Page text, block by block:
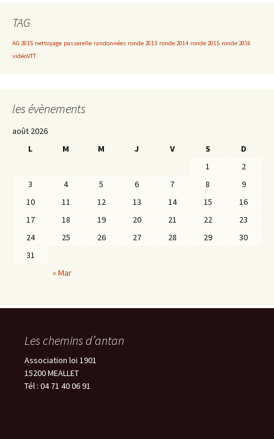
TAG
AG 2015 nettoyage passerelle randonnées ronde 2013 ronde 2014 ronde 2015 ronde 2016
vidéoVTT
les évènements
août 2026
L
M M J V S
D
1
2
3
4 5 6 7 8
9
10
11 12 13 14 15
16
17
18 19 20 21 22
23
24
25 26 27 28 29
30
31
« Mar
Les chemins d’antan
Association loi 1901
15200 MEALLET
Tél : 04 71 40 06 91